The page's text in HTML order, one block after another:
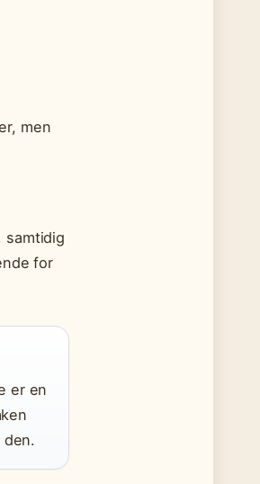
men
samtidig
for
er en